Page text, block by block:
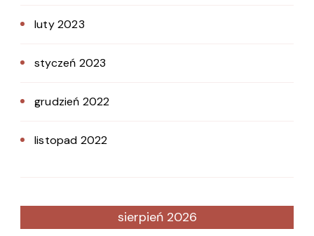
luty 2023
styczeń 2023
grudzień 2022
listopad 2022
sierpień 2026